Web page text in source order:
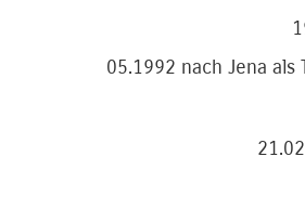
05.1992 nach Jena